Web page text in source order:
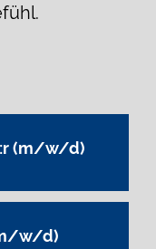
(m/w/d)
w/d)